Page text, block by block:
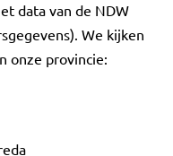
data van de NDW
We kijken
onze provincie: